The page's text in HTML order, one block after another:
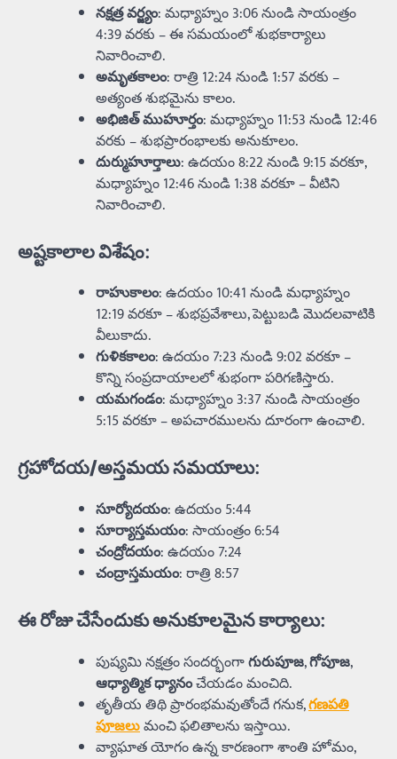
నక్షత్ర వర్జ్యం: మధ్యాహ్నం 3:06 నుండి సాయంత్రం
4:39 వరకు – ఈ సమయంలో శుభకార్యాలు
నివారించాలి.
అమృతకాలం: రాత్రి 12:24 నుండి 1:57 వరకు –
అత్యంత శుభమైను కాలం.
అభిజిత్ ముహూర్తం: మధ్యాహ్నం 11:53 నుండి 12:46
వరకు – శుభప్రారంభాలకు అనుకూలం.
దుర్ముహూర్తాలు: ఉదయం 8:22 నుండి 9:15 వరకూ,
మధ్యాహ్నం 12:46 నుండి 1:38 వరకూ – వీటిని
నివారించాలి.
అష్టకాలాల విశేషం:
రాహుకాలం: ఉదయం 10:41 నుండి మధ్యాహ్నం
12:19 వరకూ – శుభప్రవేశాలు, పెట్టుబడి మొదలవాటికి
వీలుకాదు.
గుళికకాలం: ఉదయం 7:23 నుండి 9:02 వరకూ –
కొన్ని సంప్రదాయాలలో శుభంగా పరిగణిస్తారు.
యమగండం: మధ్యాహ్నం 3:37 నుండి సాయంత్రం
5:15 వరకూ – అపచారములను దూరంగా ఉంచాలి.
గ్రహోదయ/అస్తమయ సమయాలు:
సూర్యోదయం: ఉదయం 5:44
సూర్యాస్తమయం: సాయంత్రం 6:54
చంద్రోదయం: ఉదయం 7:24
చంద్రాస్తమయం: రాత్రి 8:57
ఈ రోజు చేసేందుకు అనుకూలమైన కార్యాలు:
పుష్యమి నక్షత్రం సందర్భంగాగురుపూజ,గోపూజ,
ఆధ్యాత్మిక ధ్యానంచేయడం మంచిది.
తృతీయ తిథి ప్రారంభమవుతోందే గనుక,గణపతి
పూజలుమంచి ఫలితాలను ఇస్తాయి.
వ్యాఘాత యోగం ఉన్న కారణంగా శాంతి హోమం,